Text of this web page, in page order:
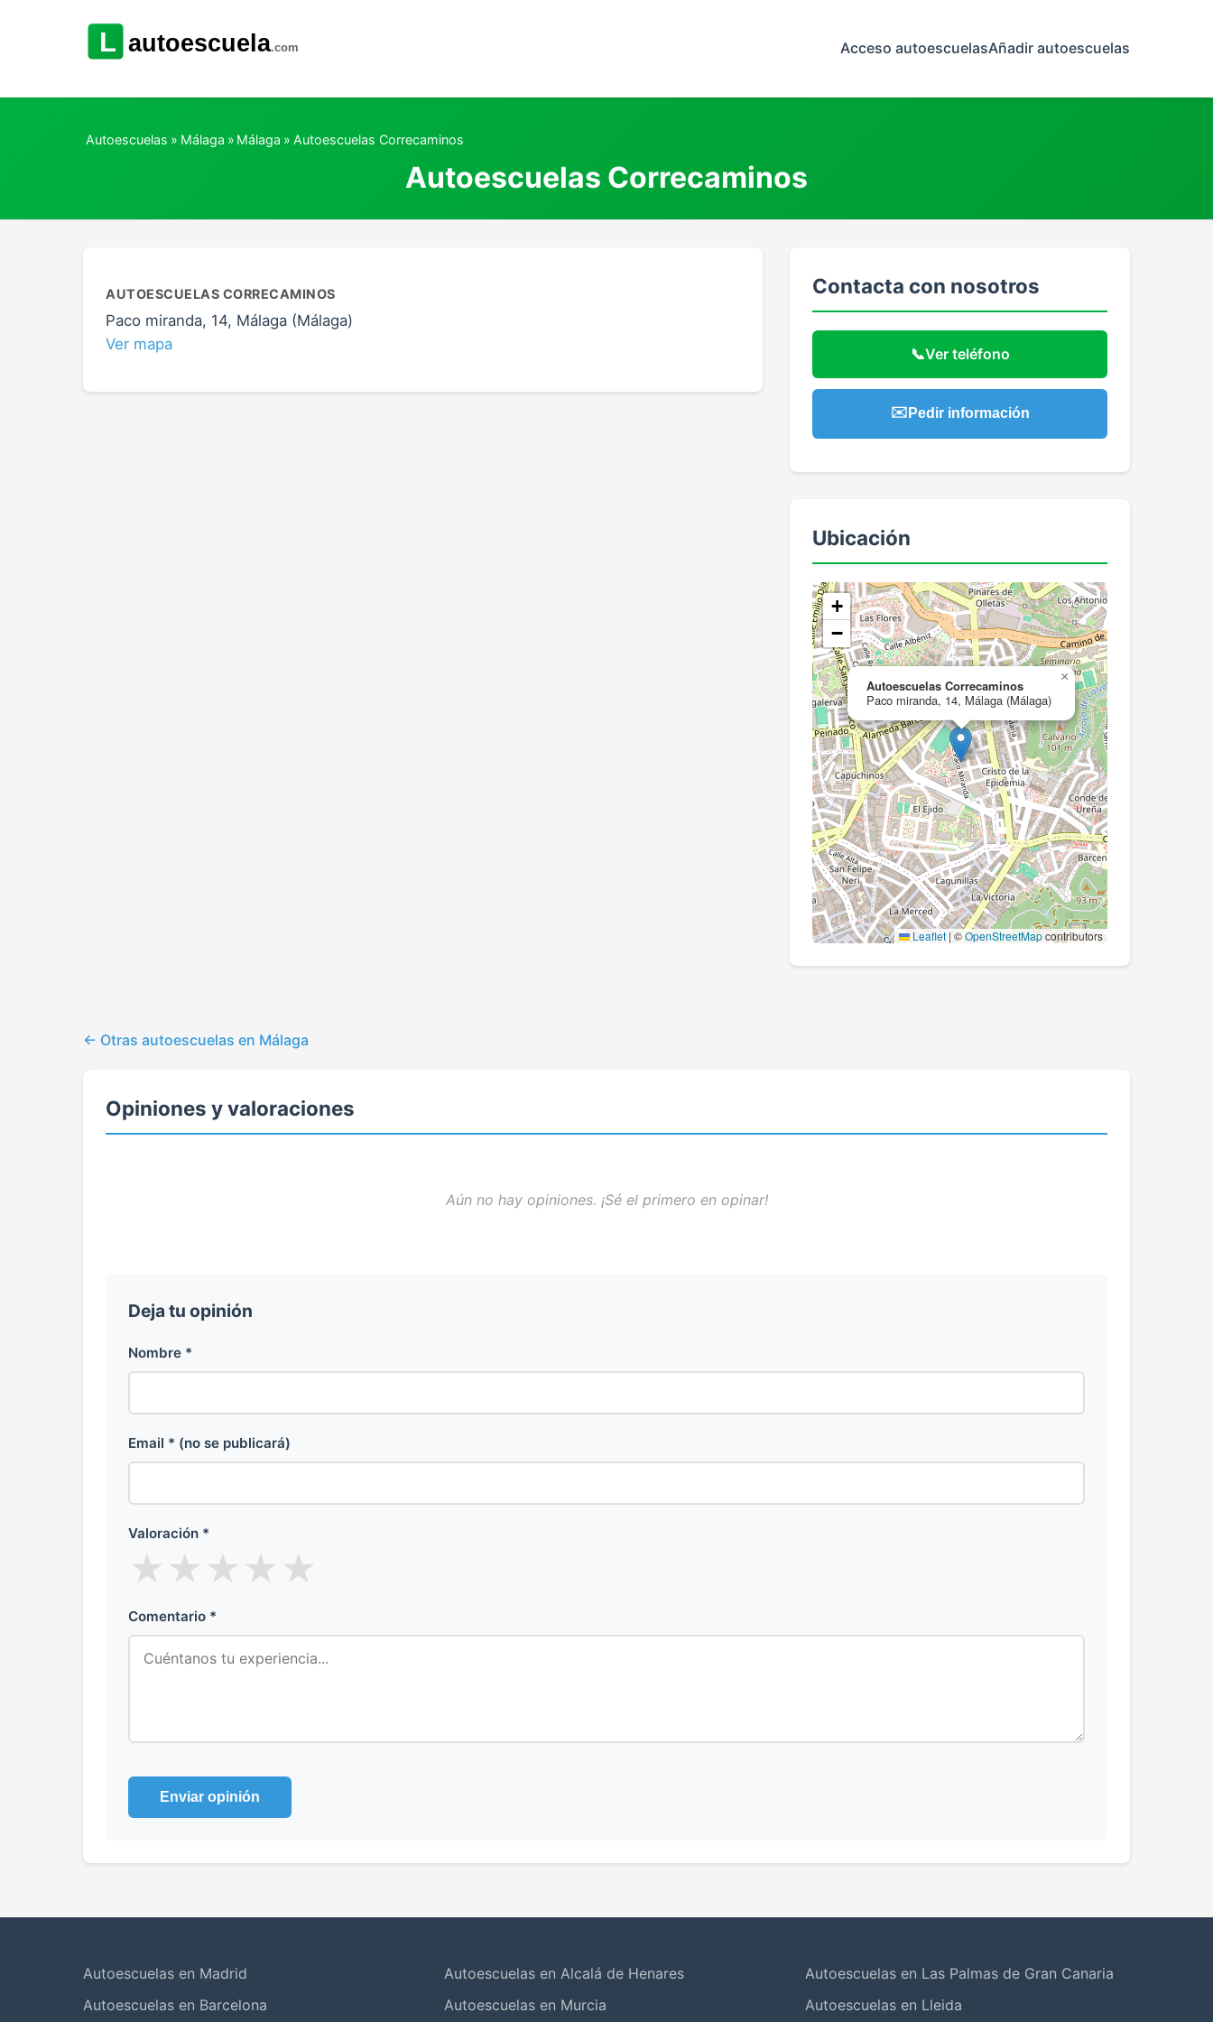
Acceso autoescuelasAñadir autoescuelas
Autoescuelas » Málaga » Málaga » Autoescuelas Correcaminos
Autoescuelas Correcaminos
AUTOESCUELAS CORRECAMINOS
Paco miranda, 14, Málaga (Málaga)
Ver mapa
Contacta con nosotros
📞Ver teléfono
✉️ Pedir información
Ubicación
Autoescuelas Correcaminos
Paco miranda, 14, Málaga (Málaga)
×
+
−
Leaflet | ©OpenStreetMapcontributors
Otras autoescuelas en Málaga
Opiniones y valoraciones
Aún no hay opiniones. ¡Sé el primero en opinar!
Deja tu opinión
Nombre *
Email * (no se publicará)
Valoración *
★
★
★
★
★
Comentario *
Enviar opinión
Autoescuelas en Madrid
Autoescuelas en Barcelona
Autoescuelas en Alcalá de Henares
Autoescuelas en Murcia
Autoescuelas en Las Palmas de Gran Canaria
Autoescuelas en Lleida